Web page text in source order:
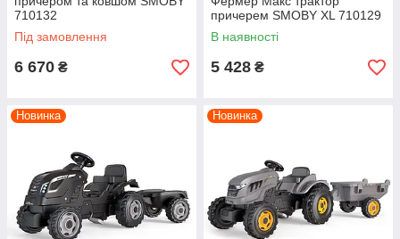
710132
Під замовлення
6 670 ₴
причерем SMOBY XL 710129
В наявності
5 428 ₴
Новинка Новинка